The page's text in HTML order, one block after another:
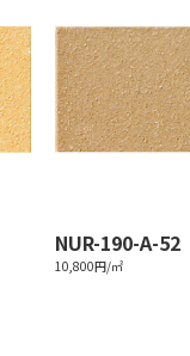
NUR-190-A-52
10,800円/㎡